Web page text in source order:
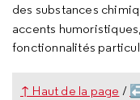
des substances
accents humoristiques,
fonctionnalités
↑ Haut de la page /